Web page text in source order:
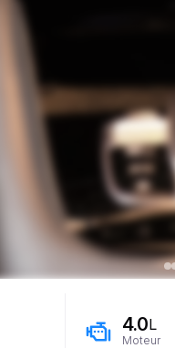
4.0L
Moteur